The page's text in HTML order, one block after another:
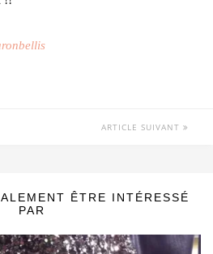
ARTICLE SUIVANT
ÊTRE INTÉRESSÉ
PAR